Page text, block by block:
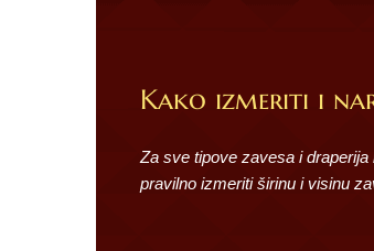
Kako izmeriti i
Za sve tipove zavesa i
pravilno izmeriti širinu i visinu